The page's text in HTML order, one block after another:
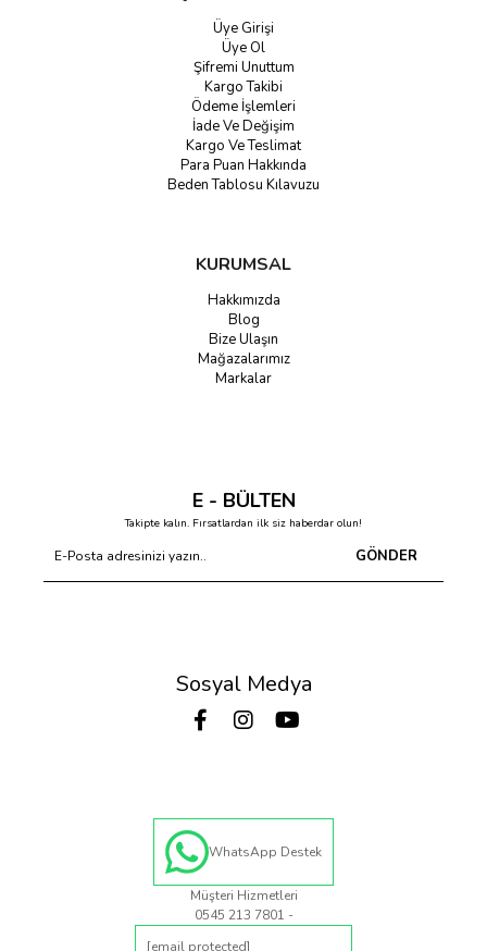
Üye Girişi
Üye Ol
Şifremi Unuttum
Kargo Takibi
Ödeme İşlemleri
İade Ve Değişim
Kargo Ve Teslimat
Para Puan Hakkında
Beden Tablosu Kılavuzu
KURUMSAL
Hakkımızda
Blog
Bize Ulaşın
Mağazalarımız
Markalar
E - BÜLTEN
Takipte kalın. Fırsatlardan ilk siz haberdar olun!
GÖNDER
Sosyal Medya
WhatsApp Destek
Müşteri Hizmetleri
0545 213 7801 -
[email protected]